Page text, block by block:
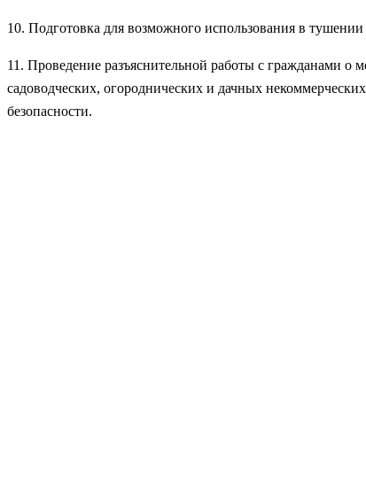
10. Подготовка для возможного использования в
11. Проведение разъяснительной работы с гражданами о
садоводческих, огороднических и дачных
безопасности.